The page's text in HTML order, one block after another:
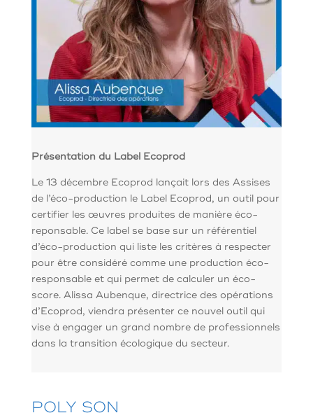
Présentation du Label Ecoprod
Le 13 décembre Ecoprod lançaitlors des Assises
de l’éco-production le Label Ecoprod, un outil pour
certifier les œuvres produites de manière éco-
reponsable. Ce label se base sur un référentiel
d’éco-production qui liste les critères à respecter
pour être considéré comme une production éco-
responsable et qui permet de calculer un éco-
score. Alissa Aubenque, directrice des opérations
d’Ecoprod, viendra présenter ce nouvel outil qui
vise à engager un grand nombre de professionnels
dans la transition écologique du secteur.
POLY SON